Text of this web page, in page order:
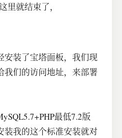
里就结束了，
安装了宝塔面板，我们现
我们的访问地址，来部署
最低7.2版
装我的这个标准安装就对